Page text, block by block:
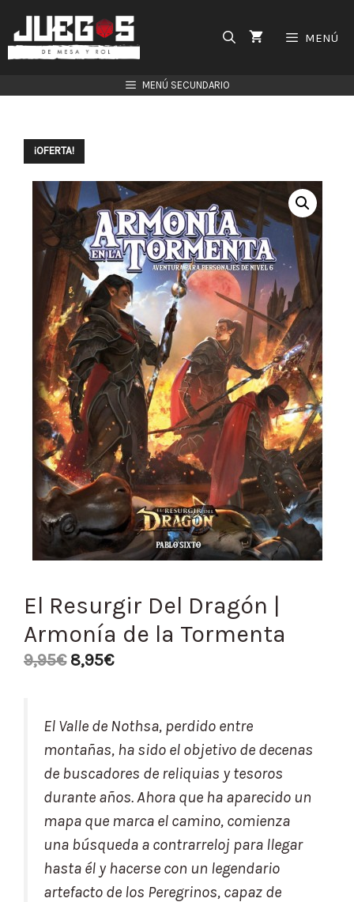
contenido
MENÚ
MENÚ SECUNDARIO
¡OFERTA!
El Resurgir Del Dragón |
Armonía de la Tormenta
9,95€ 8,95€
El Valle de Nothsa, perdido entre
montañas, ha sido el objetivo de decenas
de buscadores de reliquias y tesoros
durante años. Ahora que ha aparecido un
mapa que marca el camino, comienza
una búsqueda a contrarreloj para llegar
hasta él y hacerse con un legendario
artefacto de los Peregrinos, capaz de